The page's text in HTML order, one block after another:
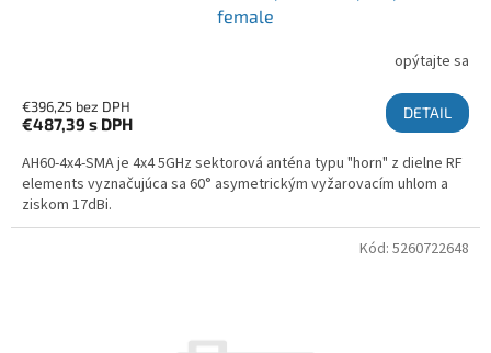
female
opýtajte sa
€396,25 bez DPH
€487,39 s DPH
DETAIL
AH60-4x4-SMA je 4x4 5GHz sektorová anténa typu "horn" z dielne RF
elements vyznačujúca sa 60° asymetrickým vyžarovacím uhlom a
ziskom 17dBi.
Kód: 5260722648